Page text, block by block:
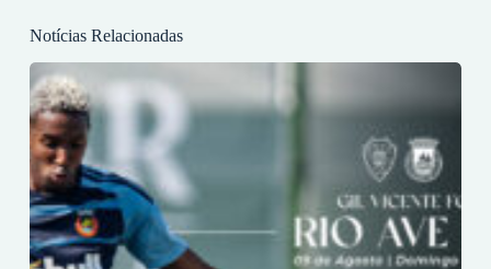
Notícias Relacionadas